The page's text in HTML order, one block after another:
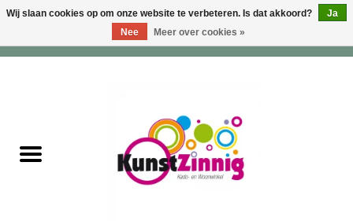
Wonen & Lifestyle
Wij slaan cookies op om onze website te verbeteren. Is dat akkoord?
Ja
Nee
Meer over cookies »